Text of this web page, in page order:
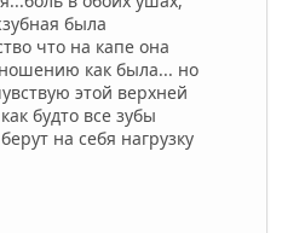
была
что на капе она
как была... но
этой верхней
будто все зубы
на себя нагрузку